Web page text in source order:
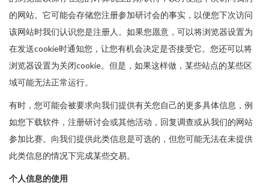
的网站。它可能会存储您注册参加研讨会的事实，以便您下次访问
该网站时我们认识您是注册人。如果您愿意，可以将浏览器设置为
在发送cookie时通知您，让您有机会决定是否接受它。您还可以将
浏览器设置为关闭cookie。但是，如果这样做，某些站点的某些区
域可能无法正常运行。
有时，您可能会被要求向我们提供有关您自己的更多具体信息，例
如您下载软件，注册研讨会或其他活动，回复调查或从我们的网站
参加比赛。向我们提供此类信息是可选的，但您可能无法在未提供
此类信息的情况下完成某些交易。
个人信息的使用